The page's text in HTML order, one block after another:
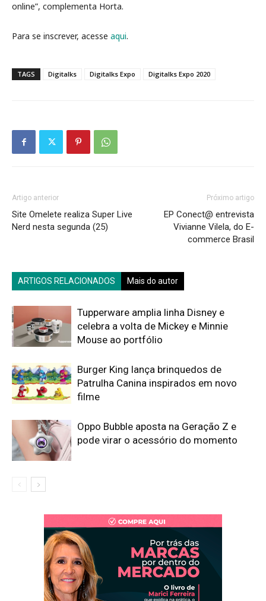
online”, complementa Horta.
Para se inscrever, acesse aqui.
TAGS Digitalks Digitalks Expo Digitalks Expo 2020
Artigo anterior
Site Omelete realiza Super Live
Nerd nesta segunda (25)
Próximo artigo
EP Conect@ entrevista
Vivianne Vilela, do E-
commerce Brasil
ARTIGOS RELACIONADOS Mais do autor
Tupperware amplia linha Disney e
celebra a volta de Mickey e Minnie
Mouse ao portfólio
Burger King lança brinquedos de
Patrulha Canina inspirados em novo
filme
Oppo Bubble aposta na Geração Z e
pode virar o acessório do momento